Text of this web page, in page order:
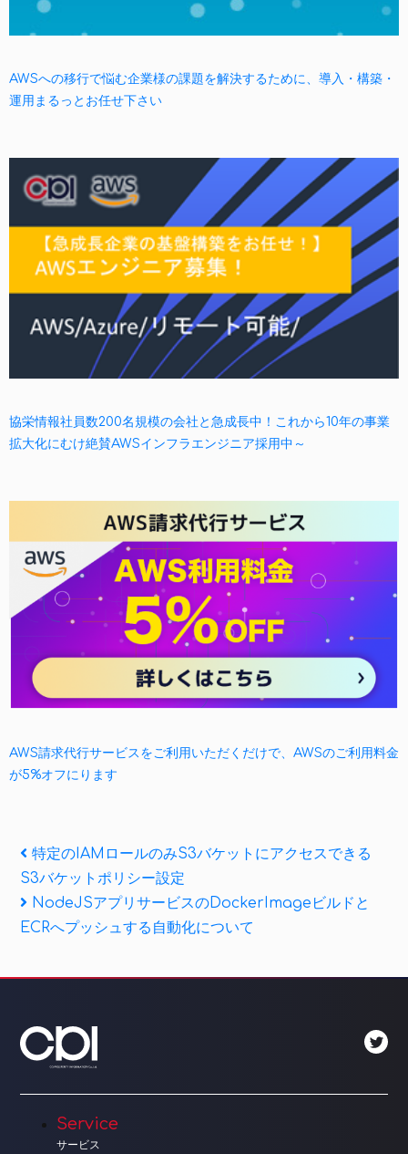
AWSへの移行で悩む企業様の課題を解決するために、導入・構築・
運用まるっとお任せ下さい
協栄情報社員数200名規模の会社と急成長中！これから10年の事業
拡大化にむけ絶賛AWSインフラエンジニア採用中～
AWS請求代行サービスをご利用いただくだけで、AWSのご利用料金
が5%オフにります
投
稿
ナ
ー
シ
ョ
ン
Previous
Post
特定のIAMロールのみS3バケットにアクセスできる
S3バケットポリシー設定
Next
Post
NodeJSアプリサービスのDockerImageビルドと
ECRへプッシュする自動化について
Service
サービス